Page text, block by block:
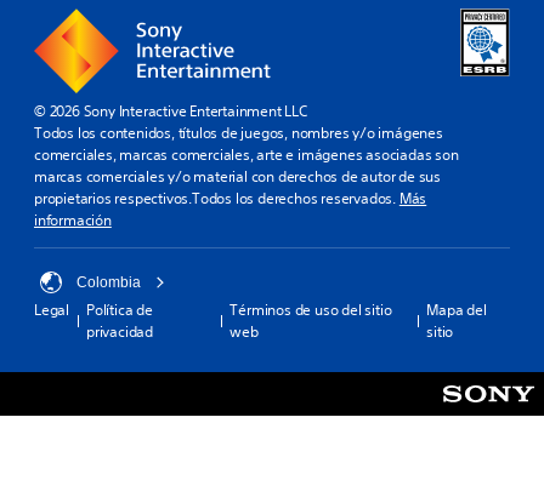
© 2026 Sony Interactive Entertainment LLC
Todos los contenidos, títulos de juegos, nombres y/o imágenes
comerciales, marcas comerciales, arte e imágenes asociadas son
marcas comerciales y/o material con derechos de autor de sus
propietarios respectivos.Todos los derechos reservados. Más
información
Colombia
Legal
Política de
privacidad
Términos de uso del sitio
web
Mapa del
sitio